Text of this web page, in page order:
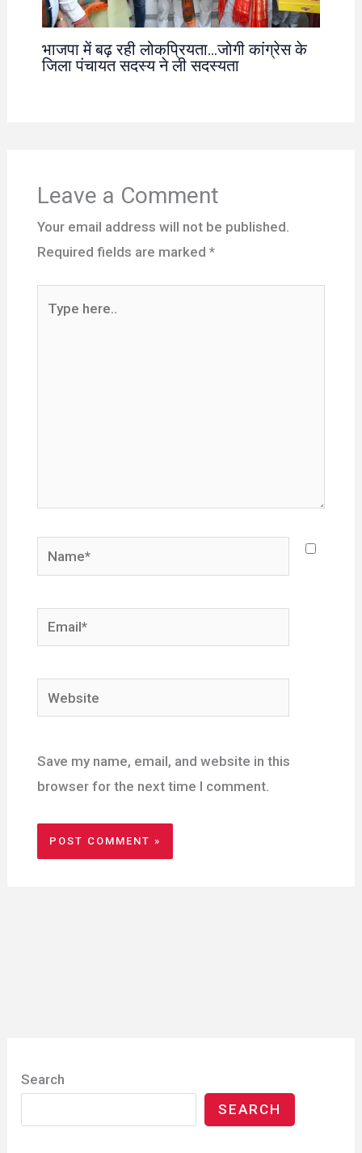
भाजपा में बढ़ रही लोकप्रियता…जोगी कांग्रेस के
जिला पंचायत सदस्य ने ली सदस्यता
Leave a Comment
Your email address will not be published.
Required fields are marked *
Name*
Email*
Website
Save my name, email, and website in this
browser for the next time I comment.
Search
SEARCH